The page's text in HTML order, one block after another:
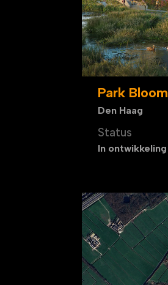
Park Bloom
Den Haag
Status
In ontwikkeling